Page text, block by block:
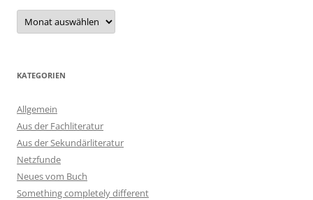
Archiv
KATEGORIEN
Allgemein
Aus der Fachliteratur
Aus der Sekundärliteratur
Netzfunde
Neues vom Buch
Something completely different